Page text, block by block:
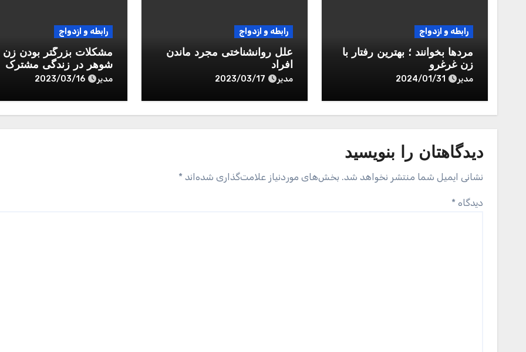
رابطه و ازدواج
مردها بخوانند ؛ بهترین رفتار با
زن غرغرو
مدیر 2024/01/31
رابطه و ازدواج
علل روانشناختی مجرد ماندن
افراد
مدیر 2023/03/17
رابطه و ازدواج
مشکلات بزرگتر بودن زن
شوهر در زندگی مشترک
مدیر 2023/03/16
دیدگاهتان را بنویسید
نشانی ایمیل شما منتشر نخواهد شد. بخش‌های موردنیاز علامت‌گذاری شده‌اند *
دیدگاه *